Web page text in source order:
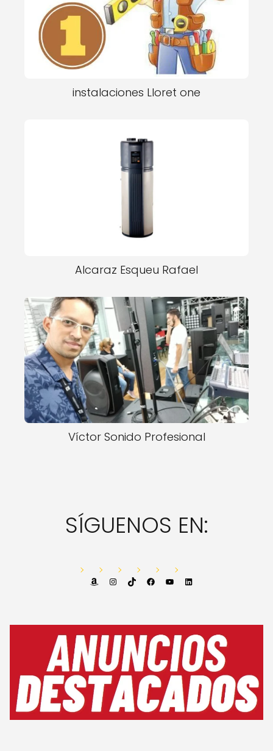
instalaciones Lloret one
Alcaraz Esqueu Rafael
Víctor Sonido Profesional
SÍGUENOS EN:
AmazonInstagram
TikTok FacebookYouTube